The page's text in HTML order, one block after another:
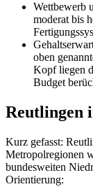
Wettbewerb
moderat bis
oben
Kopf liegen
Budget
Reutlingen
Kurz gefasst:
Metropolregionen
bundesweiten
Orientierung: